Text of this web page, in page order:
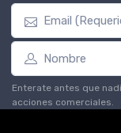
Enterate antes que
acciones comerciales.